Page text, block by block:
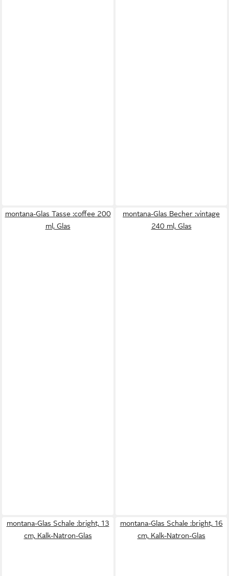
montana-Glas Tasse :coffee 200
ml, Glas
montana-Glas Becher :vintage
240 ml, Glas
montana-Glas Schale :bright, 13
cm, Kalk-Natron-Glas
montana-Glas Schale :bright, 16
cm, Kalk-Natron-Glas